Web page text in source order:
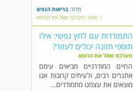
מדור:בריאות הנפש
| מאת: מערכת שאל את הרופא
התמודדות עם לחץ נפשי: אילו
תוספי תזונה יכולים לעזור?
מערכת שאל את הרופא
החיים המודרניים מביאים עימם
אתגרים רבים, ולעיתים קרובות אנו
מוצאים את עצמנו מתמודדים...